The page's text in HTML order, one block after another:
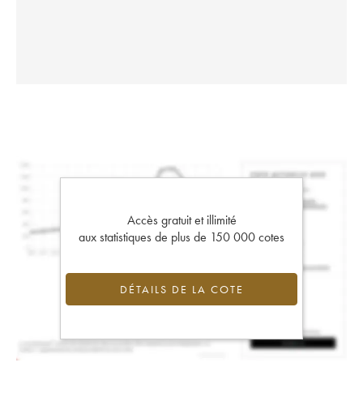
Accès gratuit et illimité
aux statistiques de plus de 150 000 cotes
DÉTAILS DE LA COTE